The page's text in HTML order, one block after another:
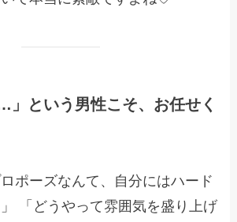
」という男性こそ、お任せく
ロポーズなんて、自分にはハード
「どうやって雰囲気を盛り上げ